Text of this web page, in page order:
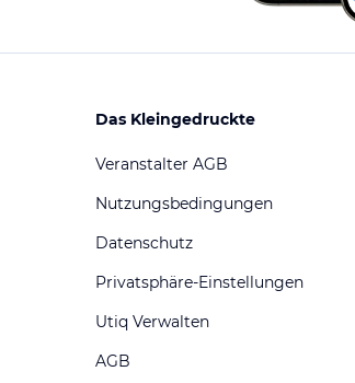
Das Kleingedruckte
Veranstalter AGB
Nutzungsbedingungen
Datenschutz
Privatsphäre-Einstellungen
Utiq Verwalten
AGB